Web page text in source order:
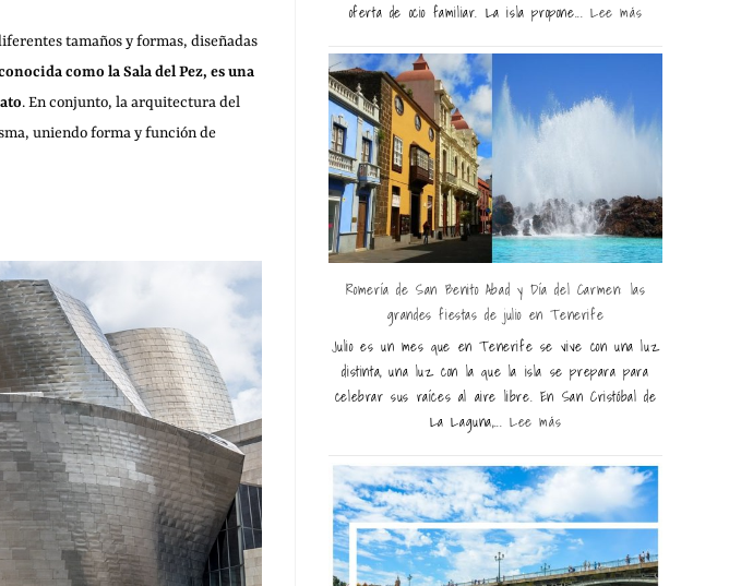
tamaños y formas, diseñadas
como la Sala del Pez, es una
. En conjunto, la arquitectura del
uniendo forma y función de
oferta de ocio familiar. La isla propone...Lee más
Romería de San Benito Abad y Día del Carmen: las
grandes fiestas de julio en Tenerife
Julio es un mes que en Tenerife se vive con una luz
distinta, una luz con la que la isla se prepara para
celebrar sus raíces al aire libre. En San Cristóbal de
La Laguna,...Lee más